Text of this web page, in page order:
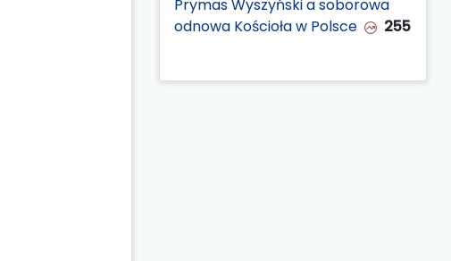
Prymas Wyszyński a soborowa
odnowa Kościoła w Polsce
255